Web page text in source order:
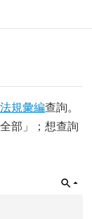
規彙編查詢。
部」；想查詢